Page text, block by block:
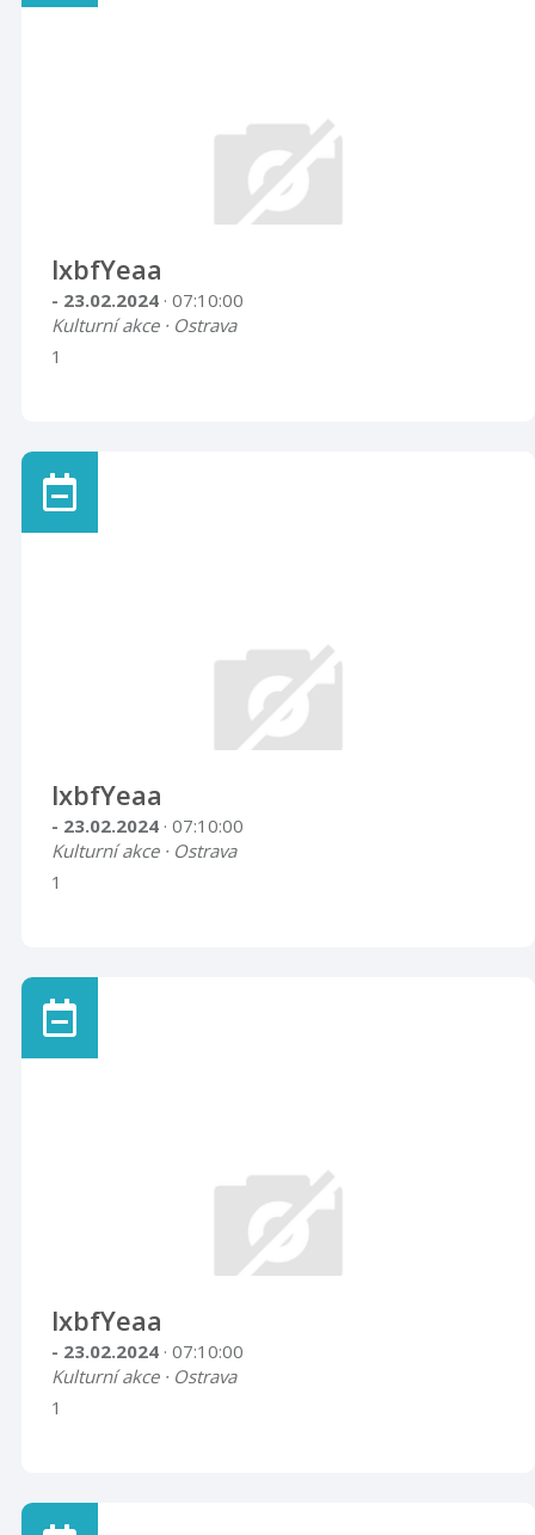
lxbfYeaa
- 23.02.2024 · 07:10:00
Kulturní akce · Ostrava
1
lxbfYeaa
- 23.02.2024 · 07:10:00
Kulturní akce · Ostrava
1
lxbfYeaa
- 23.02.2024 · 07:10:00
Kulturní akce · Ostrava
1